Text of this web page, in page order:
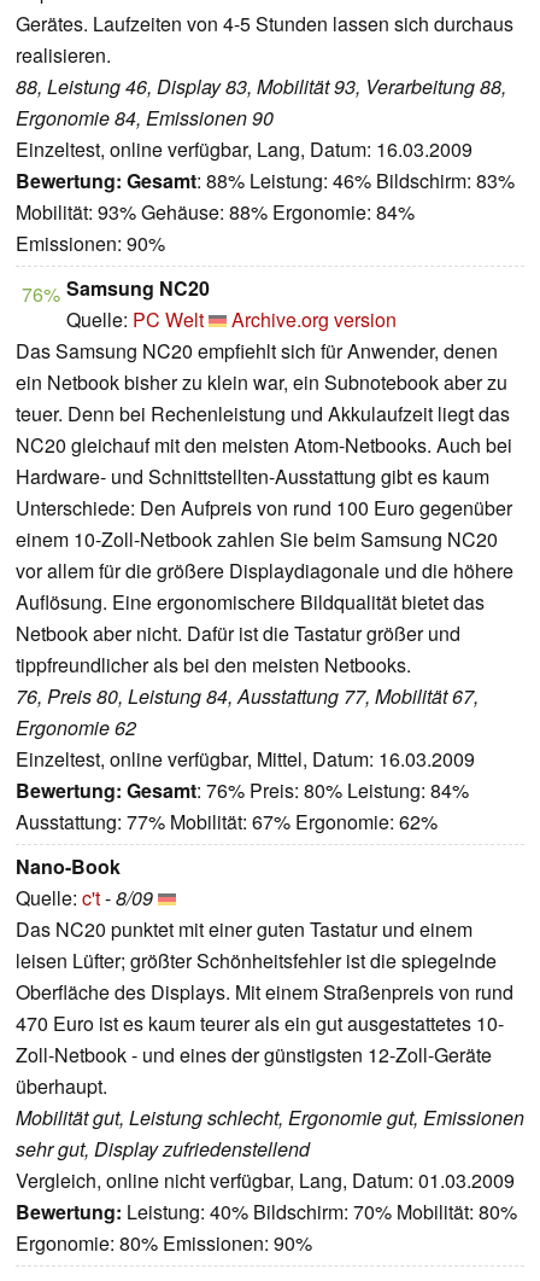
Gerätes. Laufzeiten von 4-5 Stunden lassen sich durchaus
realisieren.
88, Leistung 46, Display 83, Mobilität 93, Verarbeitung 88,
Ergonomie 84, Emissionen 90
Einzeltest, online verfügbar, Lang, Datum: 16.03.2009
Bewertung: Gesamt: 88% Leistung: 46% Bildschirm: 83%
Mobilität: 93% Gehäuse: 88% Ergonomie: 84%
Emissionen: 90%
76% Samsung NC20
Quelle: PC Welt
Archive.org version
Das Samsung NC20 empfiehlt sich für Anwender, denen
ein Netbook bisher zu klein war, ein Subnotebook aber zu
teuer. Denn bei Rechenleistung und Akkulaufzeit liegt das
NC20 gleichauf mit den meisten Atom-Netbooks. Auch bei
Hardware- und Schnittstellten-Ausstattung gibt es kaum
Unterschiede: Den Aufpreis von rund 100 Euro gegenüber
einem 10-Zoll-Netbook zahlen Sie beim Samsung NC20
vor allem für die größere Displaydiagonale und die höhere
Auflösung. Eine ergonomischere Bildqualität bietet das
Netbook aber nicht. Dafür ist die Tastatur größer und
tippfreundlicher als bei den meisten Netbooks.
76, Preis 80, Leistung 84, Ausstattung 77, Mobilität 67,
Ergonomie 62
Einzeltest, online verfügbar, Mittel, Datum: 16.03.2009
Bewertung: Gesamt: 76% Preis: 80% Leistung: 84%
Ausstattung: 77% Mobilität: 67% Ergonomie: 62%
Nano-Book
Quelle: c't-8/09
Das NC20 punktet mit einer guten Tastatur und einem
leisen Lüfter; größter Schönheitsfehler ist die spiegelnde
Oberfläche des Displays. Mit einem Straßenpreis von rund
470 Euro ist es kaum teurer als ein gut ausgestattetes 10-
Zoll-Netbook - und eines der günstigsten 12-Zoll-Geräte
überhaupt.
Mobilität gut, Leistung schlecht, Ergonomie gut, Emissionen
sehr gut, Display zufriedenstellend
Vergleich, online nicht verfügbar, Lang, Datum: 01.03.2009
Bewertung: Leistung: 40% Bildschirm: 70% Mobilität: 80%
Ergonomie: 80% Emissionen: 90%